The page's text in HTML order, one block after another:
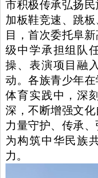
市积极传承弘扬
加板鞋竞速、跳
目，首次委托阜
级中学承担组队
操、表演项目融
动。各族青少年
体育实践中，深
深，不断增强文
力量守护、传承
为构筑中华民族
力。